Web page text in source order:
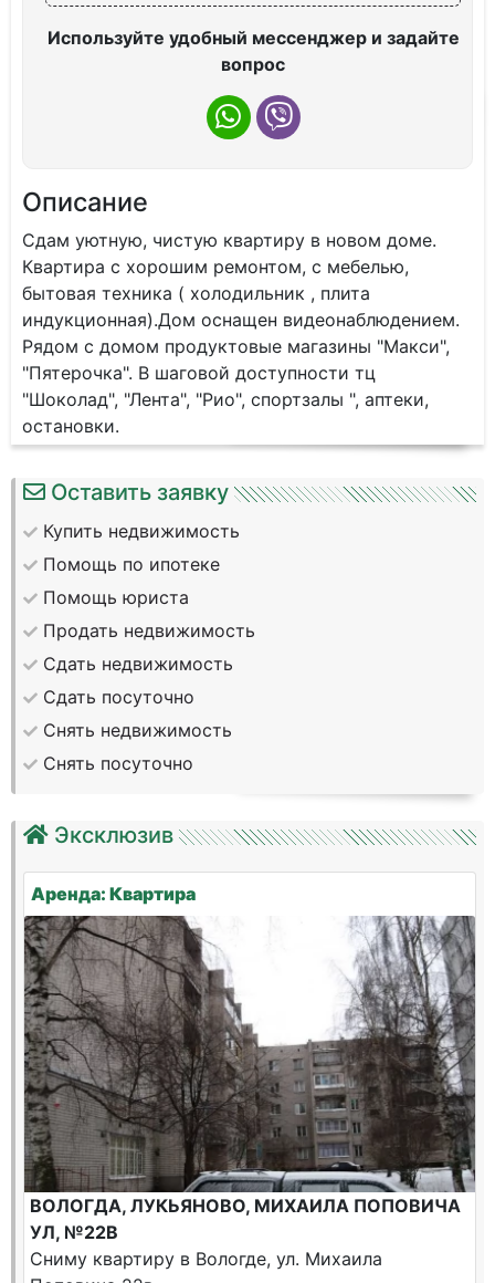
Используйте удобный мессенджер и задайте
вопрос
Описание
Сдам уютную, чистую квартиру в новом доме.
Квартира с хорошим ремонтом, с мебелью,
бытовая техника ( холодильник , плита
индукционная).Дом оснащен видеонаблюдением.
Рядом с домом продуктовые магазины "Макси",
"Пятерочка". В шаговой доступности тц
"Шоколад", "Лента", "Рио", спортзалы ", аптеки,
остановки.
Оставить заявку
Купить недвижимость
Помощь по ипотеке
Помощь юриста
Продать недвижимость
Сдать недвижимость
Сдать посуточно
Снять недвижимость
Снять посуточно
Эксклюзив
Аренда: Квартира
ВОЛОГДА, ЛУКЬЯНОВО, МИХАИЛА ПОПОВИЧА
УЛ, №22В
Сниму квартиру в Вологде, ул. Михаила